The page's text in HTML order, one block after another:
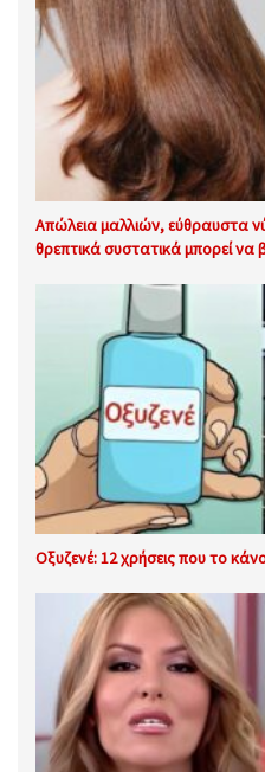
Απώλεια μαλλιών, εύθραυστα
θρεπτικά συστατικά μπορεί
Οξυζενέ: 12 χρήσεις που το